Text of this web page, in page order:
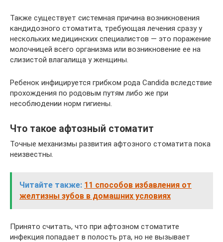
Также существует системная причина возникновения
кандидозного стоматита, требующая лечения сразу у
нескольких медицинских специалистов — это поражение
молочницей всего организма или возникновение ее на
слизистой влагалища у женщины.
Ребенок инфицируется грибком рода Candida вследствие
прохождения по родовым путям либо же при
несоблюдении норм гигиены.
Что такое афтозный стоматит
Точные механизмы развития афтозного стоматита пока
неизвестны.
Читайте также: 11 способов избавления от
желтизны зубов в домашних условиях
Принято считать, что при афтозном стоматите
инфекция попадает в полость рта, но не вызывает